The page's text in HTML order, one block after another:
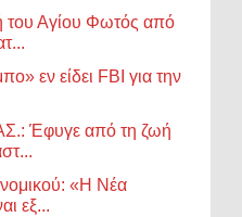
του Αγίου Φωτός από
εν είδει FBI για την
Έφυγε από τη ζωή
«Η Νέα
εξ...